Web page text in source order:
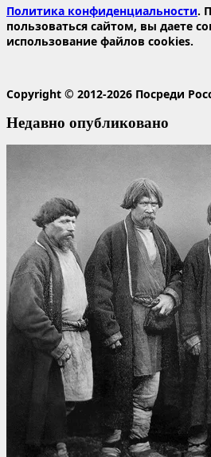
Политика конфиденциальности.
пользоваться сайтом, вы даете
использование файлов cookies.
Copyright © 2012-2026 Посреди
Недавно опубликовано